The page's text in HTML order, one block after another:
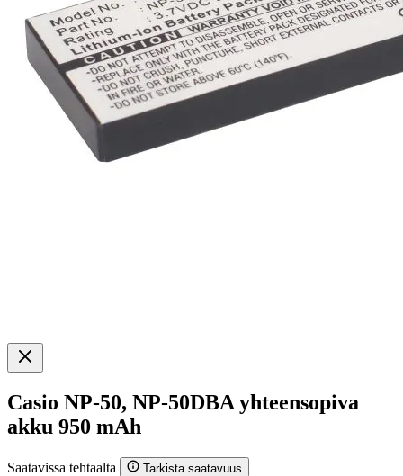
Casio NP-50, NP-50DBA yhteensopiva
akku 950 mAh
Saatavissa tehtaalta Tarkista saatavuus